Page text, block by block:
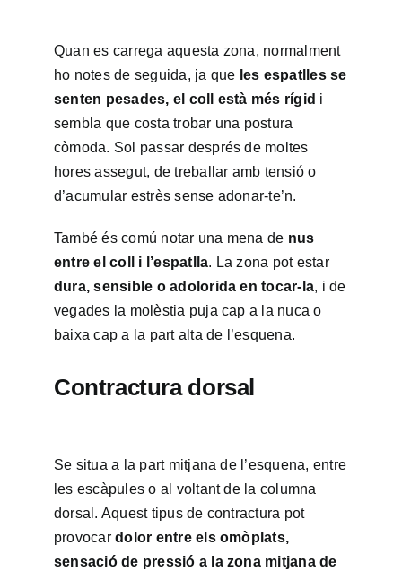
Quan es carrega aquesta zona, normalment
ho notes de seguida, ja que les espatlles se
senten pesades, el coll està més rígid i
sembla que costa trobar una postura
còmoda. Sol passar després de moltes
hores assegut, de treballar amb tensió o
d’acumular estrès sense adonar-te’n.
També és comú notar una mena de nus
entre el coll i l’espatlla. La zona pot estar
dura, sensible o adolorida en tocar-la, i de
vegades la molèstia puja cap a la nuca o
baixa cap a la part alta de l’esquena.
Contractura dorsal
Se situa a la part mitjana de l’esquena, entre
les escàpules o al voltant de la columna
dorsal. Aquest tipus de contractura pot
provocardolor entre els omòplats,
sensació de pressió a la zona mitjana de